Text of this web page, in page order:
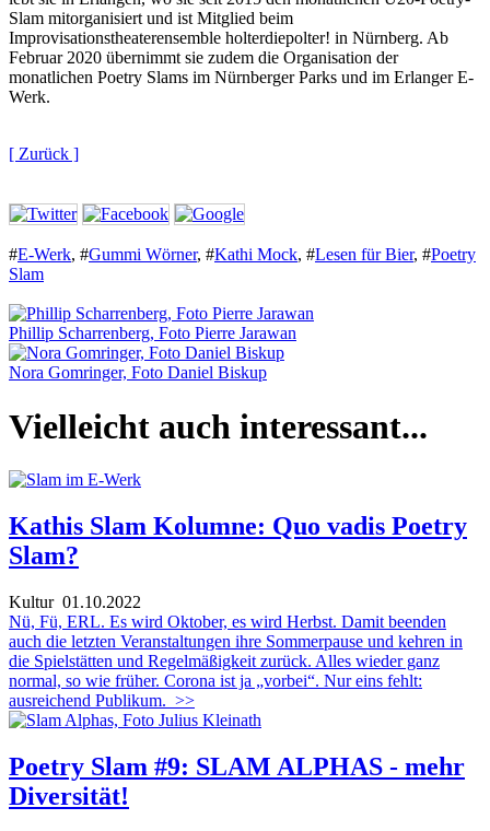
Slam mitorganisiert und ist Mitglied beim
Improvisationstheaterensemble holterdiepolter! in Nürnberg. Ab
Februar 2020 übernimmt sie zudem die Organisation der
monatlichen Poetry Slams im Nürnberger Parks und im Erlanger E-
Werk.
[ Zurück ]
#E-Werk, #Gummi Wörner, #Kathi Mock, #Lesen für Bier, #Poetry
Slam
Phillip Scharrenberg, Foto Pierre Jarawan
Nora Gomringer, Foto Daniel Biskup
Vielleicht auch interessant...
Kathis Slam Kolumne: Quo vadis Poetry
Slam?
Kultur01.10.2022
Nü, Fü, ERL. Es wird Oktober, es wird Herbst. Damit beenden
auch die letzten Veranstaltungen ihre Sommerpause und kehren in
die Spielstätten und Regelmäßigkeit zurück. Alles wieder ganz
normal, so wie früher. Corona ist ja „vorbei“. Nur eins fehlt:
ausreichend Publikum. >>
Poetry Slam #9: SLAM ALPHAS - mehr
Diversität!